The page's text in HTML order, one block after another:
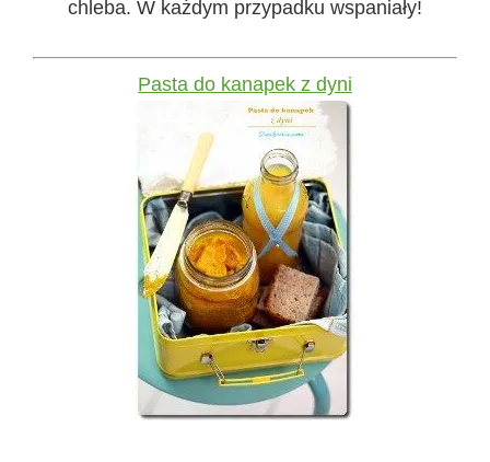
chleba. W każdym przypadku wspaniały!
Pasta do kanapek z dyni